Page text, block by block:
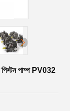
পাম্প PV032